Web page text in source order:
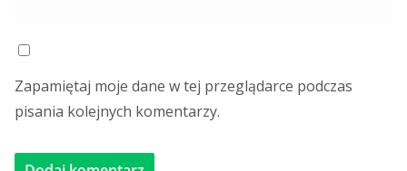
Zapamiętaj moje dane w tej przeglądarce podczas
pisania kolejnych komentarzy.